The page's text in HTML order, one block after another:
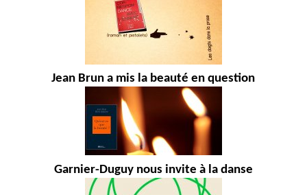
Jean Brun a mis la beauté en question
Garnier-Duguy nous invite à la danse